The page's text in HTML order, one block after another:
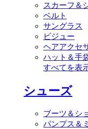
スカーフ＆
ベルト
サングラス
ビジュー
ヘアアクセ
ハット＆手
すべてを表
シューズ
ブーツ＆シ
パンプス＆